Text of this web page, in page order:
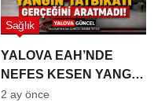
YALOVA EAH’NDE
NEFES KESEN YANGIN
TATBİKATI:
Sağlık
2 ay önce